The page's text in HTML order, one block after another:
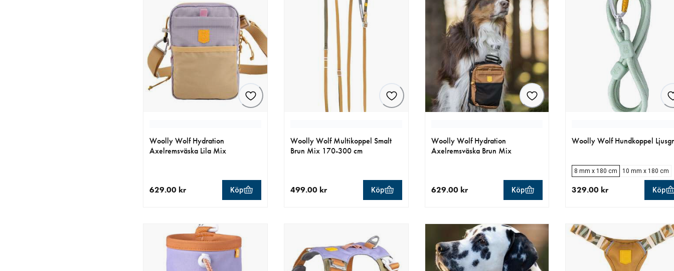
Woolly Wolf Hydration
Axelremsväska Lila Mix
629.00 kr Köp
Woolly Wolf Multikoppel Smalt
Brun Mix 170-300 cm
499.00 kr Köp
Woolly Wolf Hydration
Axelremsväska Brun Mix
629.00 kr Köp
Woolly Wolf Hundkoppel
8 mm x 180 cm 10 mm x 180 cm
329.00 kr Köp